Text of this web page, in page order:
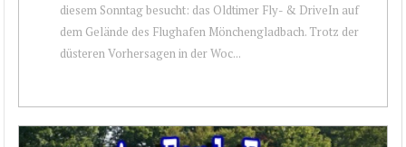
diesem Sonntag besucht: das Oldtimer Fly- & DriveIn auf
dem Gelände des Flughafen Mönchengladbach. Trotz der
düsteren Vorhersagen in der Woc...